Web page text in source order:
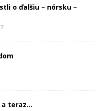
o ďalšiu – nórsku –
a teraz…